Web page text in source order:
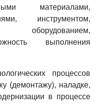
материалами,
инструментом,
выполнения
процессов
(демонтажу), наладке,
в процессе